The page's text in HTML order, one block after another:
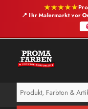
★★★★★
📍 Ihr Malermarkt vor